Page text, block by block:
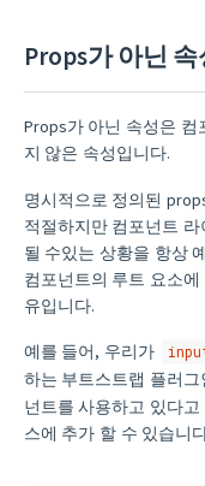
Props가 아닌 속
Props가 아닌 속성은
지 않은 속성입니다.
명시적으로 정의된
적절하지만 컴포넌트
될 수있는 상황을 항상
컴포넌트의 루트 요소
유입니다.
예를 들어, 우리가
하는 부트스트랩 플러그
넌트를 사용하고 있다
스에 추가 할 수 있습니